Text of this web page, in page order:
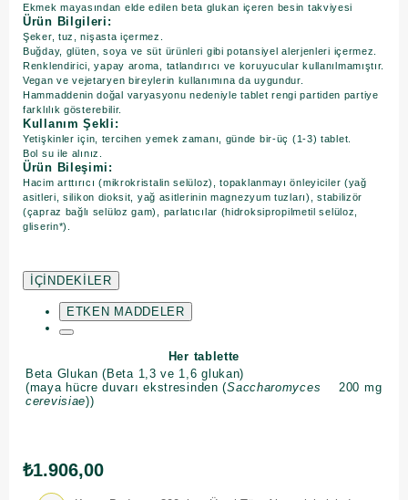
Ekmek mayasından elde edilen beta glukan içeren besin takviyesi
Ürün Bilgileri:
Şeker, tuz, nişasta içermez.
Buğday, glüten, soya ve süt ürünleri gibi potansiyel alerjenleri içermez.
Renklendirici, yapay aroma, tatlandırıcı ve koruyucular kullanılmamıştır.
Vegan ve vejetaryen bireylerin kullanımına da uygundur.
Hammaddenin doğal varyasyonu nedeniyle tablet rengi partiden partiye
farklılık gösterebilir.
Kullanım Şekli:
Yetişkinler için, tercihen yemek zamanı, günde bir-üç (1-3) tablet.
Bol su ile alınız.
Ürün Bileşimi:
Hacim arttırıcı (mikrokristalin selüloz), topaklanmayı önleyiciler (yağ
asitleri, silikon dioksit, yağ asitlerinin magnezyum tuzları), stabilizör
(çapraz bağlı selüloz gam), parlatıcılar (hidroksipropilmetil selüloz,
gliserin*).
İÇİNDEKİLER
ETKEN MADDELER
Her tablette
Beta Glukan (Beta 1,3 ve 1,6 glukan)
(maya hücre duvarı ekstresinden (Saccharomyces
cerevisiae))
200 mg
₺1.906,00